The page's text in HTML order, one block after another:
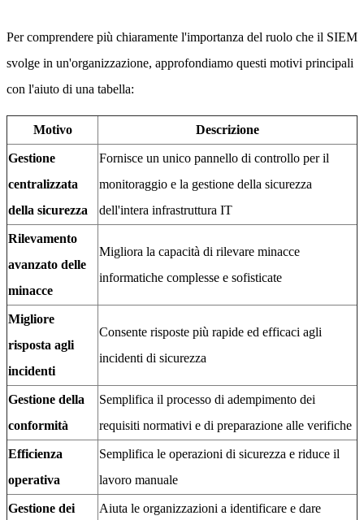
Per comprendere più chiaramente l'importanza del ruolo che il SIEM
svolge in un'organizzazione, approfondiamo questi motivi principali
con l'aiuto di una tabella:
Motivo Descrizione
Gestione
centralizzata
della sicurezza
Fornisce un unico pannello di controllo per il
monitoraggio e la gestione della sicurezza
dell'intera infrastruttura IT
Rilevamento
avanzato delle
minacce
Migliora la capacità di rilevare minacce
informatiche complesse e sofisticate
Migliore
risposta agli
incidenti
Consente risposte più rapide ed efficaci agli
incidenti di sicurezza
Gestione della
conformità
Semplifica il processo di adempimento dei
requisiti normativi e di preparazione alle verifiche
Efficienza
operativa
Semplifica le operazioni di sicurezza e riduce il
lavoro manuale
Gestione dei
Aiuta le organizzazioni a identificare e dare